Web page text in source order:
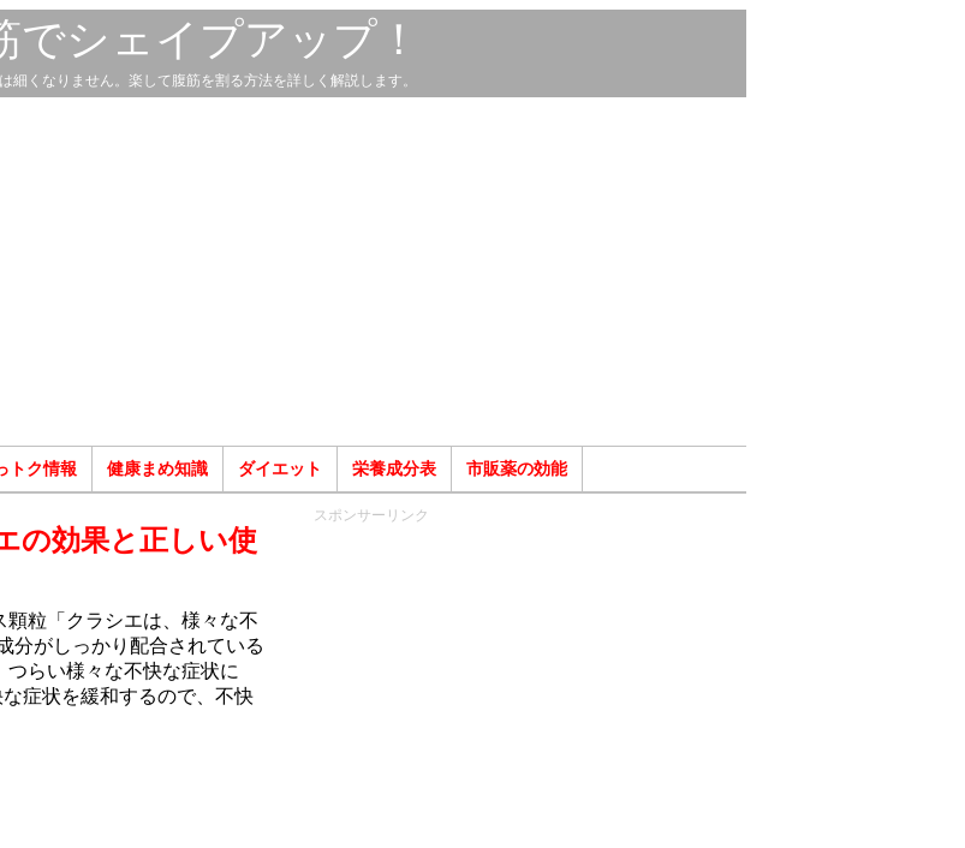
シェイプアップ！
くなりません。楽して腹筋を割る方法を詳しく解説します。
トク情報 健康まめ知識 ダイエット 栄養成分表 市販薬の効能
の効果と正しい使
粒「クラシエは、様々な不
分がしっかり配合されている
らい様々な不快な症状に
症状を緩和するので、不快
スポンサーリンク